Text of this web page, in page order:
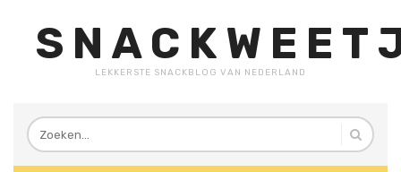
LEKKERSTE SNACKBLOG VAN NEDERLAND